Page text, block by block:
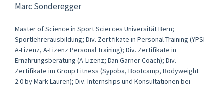
Marc Sonderegger
Master of Science in Sport Sciences Universität Bern;
Sportlehrerausbildung; Div. Zertifikate in Personal Training (YPSI
A-Lizenz, A-Lizenz Personal Training); Div. Zertifikate in
Ernährungsberatung (A-Lizenz; Dan Garner Coach); Div.
Zertifikate im Group Fitness (Sypoba, Bootcamp, Bodyweight
2.0 by Mark Lauren); Div. Internships und Konsultationen bei